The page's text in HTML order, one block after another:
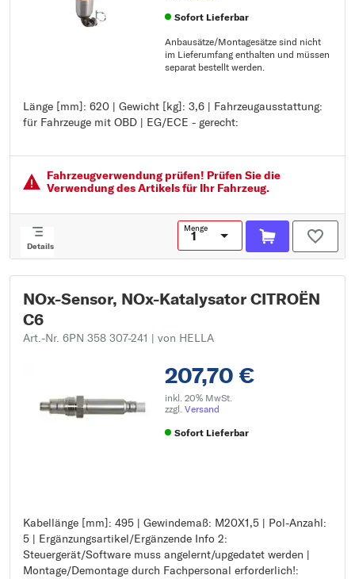
Sofort Lieferbar
Anbausätze/Montagesätze sind nicht
im Lieferumfang enthalten und müssen
separat bestellt werden.
Länge [mm]: 620 | Gewicht [kg]: 3,6 | Fahrzeugausstattung:
für Fahrzeuge mit OBD | EG/ECE - gerecht:
Länge [mm]: 620
Gewicht [kg]: 3,6
EG/ECE - gerecht:
Fahrzeugver­wendung prüfen! Prüfen Sie die
Verwendung des Artikels für Ihr Fahrzeug.
Details
Menge
NOx-Sensor, NOx-Katalysator CITROËN
C6
Art.-Nr. 6PN 358 307-241 | von HELLA
207,70 €
inkl. 20% MwSt.
zzgl. Versand
Sofort Lieferbar
Kabellänge [mm]: 495 | Gewindemaß: M20X1,5 | Pol-Anzahl:
5 | Ergänzungsartikel/Ergänzende Info 2:
Steuergerät/Software muss angelernt/upgedatet werden |
Montage/Demontage durch Fachpersonal erforderlich!:
Kabellänge [mm]: 495
Gewindemaß: M20X1,5
Pol-Anzahl: 5
Ergänzungsartikel/Ergänzende Info 2: Steuergerät/Software